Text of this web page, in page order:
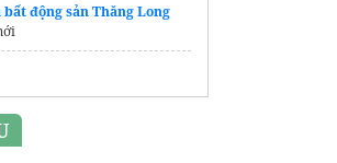
bất động sản Thăng Long